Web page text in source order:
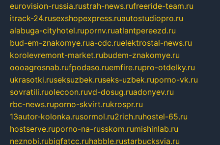
eurovision-russia.rustrah-news.rufreeride-team.ru
itrack-24.rusexshopexpress.ruautostudiopro.ru
alabuga-cityhotel.rupornv.ruatlantpereezd.ru
bud-em-znakomye.rua-cdc.ruelektrostal-news.ru
korolevremont-market.rubudem-znakomye.ru
oooagrosnab.rufpodaso.ruemfire.rupro-otdelky.ru
ukrasotki.ruseksuzbek.ruseks-uzbek.ruporno-vk.ru
sovratili.ruolecoon.ruvd-dosug.ruadonyev.ru
rbc-news.ruporno-skvirt.rukrospr.ru
13autor-kolonka.rusormol.ru2rich.ruhostel-65.ru
hostserve.ruporno-na-russkom.rumishinlab.ru
neznobi.rubigfatcc.ruhabble.rustarbucksvia.ru